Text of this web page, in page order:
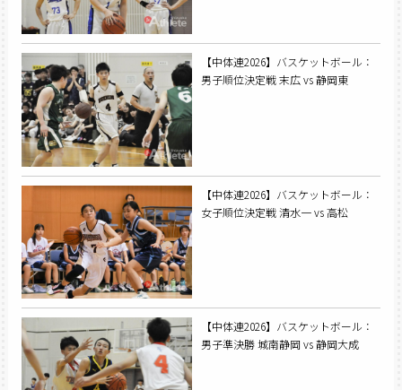
【中体連2026】バスケットボール：
男子順位決定戦 末広 vs 静岡東
【中体連2026】バスケットボール：
女子順位決定戦 清水一 vs 高松
【中体連2026】バスケットボール：
男子準決勝 城南静岡 vs 静岡大成